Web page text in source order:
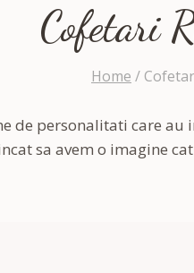
Cofetari
Home /
de personalitati care
sa avem o imagine